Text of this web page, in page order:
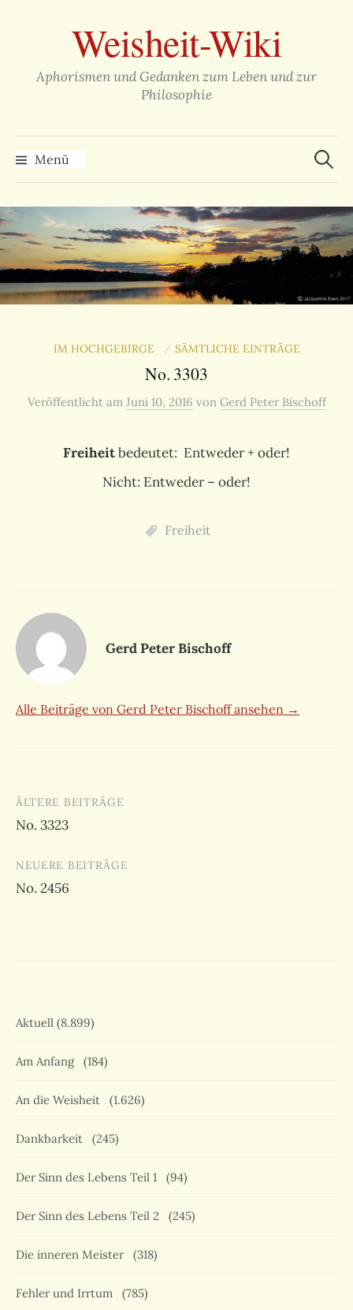
überspringenWeisheit-Wiki
Aphorismen und Gedanken zum Leben und zur
Philosophie
Menü
Suchen
nach:
IM HOCHGEBIRGE / SÄMTLICHE EINTRÄGE
No. 3303
Veröffentlicht am Juni 10, 2016 von Gerd Peter Bischoff
Freiheitbedeutet: Entweder + oder!
Nicht: Entweder – oder!
Freiheit
Gerd Peter Bischoff
Alle Beiträge von Gerd Peter Bischoff ansehen →
Beitragsnavigation
ÄLTERE BEITRÄGE
No. 3323
NEUERE BEITRÄGE
No. 2456
Aktuell (8.899)
Am Anfang (184)
An die Weisheit (1.626)
Dankbarkeit (245)
Der Sinn des Lebens Teil 1 (94)
Der Sinn des Lebens Teil 2 (245)
Die inneren Meister (318)
Fehler und Irrtum (785)